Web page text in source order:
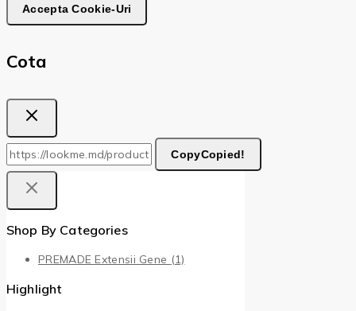
Accepta Cookie-Uri
Cota
CopyCopied!
Shop By Categories
PREMADE Extensii Gene (1)
Highlight